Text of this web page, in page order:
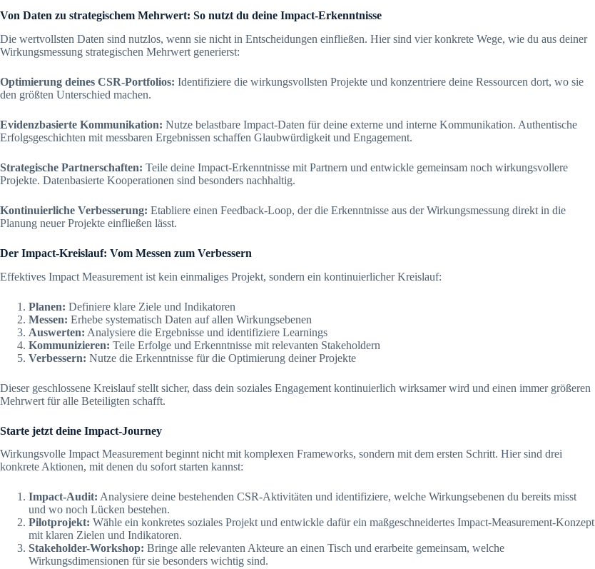
Von Daten zu strategischem Mehrwert: So nutzt du deine Impact-Erkenntnisse
Die wertvollsten Daten sind nutzlos, wenn sie nicht in Entscheidungen einfließen. Hier sind vier konkrete Wege, wie du aus deiner
Wirkungsmessung strategischen Mehrwert generierst:
Optimierung deines CSR-Portfolios: Identifiziere die wirkungsvollsten Projekte und konzentriere deine Ressourcen dort, wo sie
den größten Unterschied machen.
Evidenzbasierte Kommunikation: Nutze belastbare Impact-Daten für deine externe und interne Kommunikation. Authentische
Erfolgsgeschichten mit messbaren Ergebnissen schaffen Glaubwürdigkeit und Engagement.
Strategische Partnerschaften: Teile deine Impact-Erkenntnisse mit Partnern und entwickle gemeinsam noch wirkungsvollere
Projekte. Datenbasierte Kooperationen sind besonders nachhaltig.
Kontinuierliche Verbesserung: Etabliere einen Feedback-Loop, der die Erkenntnisse aus der Wirkungsmessung direkt in die
Planung neuer Projekte einfließen lässt.
Der Impact-Kreislauf: Vom Messen zum Verbessern
Effektives Impact Measurement ist kein einmaliges Projekt, sondern ein kontinuierlicher Kreislauf:
Planen: Definiere klare Ziele und Indikatoren
Messen: Erhebe systematisch Daten auf allen Wirkungsebenen
Auswerten: Analysiere die Ergebnisse und identifiziere Learnings
Kommunizieren: Teile Erfolge und Erkenntnisse mit relevanten Stakeholdern
Verbessern: Nutze die Erkenntnisse für die Optimierung deiner Projekte
Dieser geschlossene Kreislauf stellt sicher, dass dein soziales Engagement kontinuierlich wirksamer wird und einen immer größeren
Mehrwert für alle Beteiligten schafft.
Starte jetzt deine Impact-Journey
Wirkungsvolle Impact Measurement beginnt nicht mit komplexen Frameworks, sondern mit dem ersten Schritt. Hier sind drei
konkrete Aktionen, mit denen du sofort starten kannst:
Impact-Audit: Analysiere deine bestehenden CSR-Aktivitäten und identifiziere, welche Wirkungsebenen du bereits misst
und wo noch Lücken bestehen.
Pilotprojekt: Wähle ein konkretes soziales Projekt und entwickle dafür ein maßgeschneidertes Impact-Measurement-Konzept
mit klaren Zielen und Indikatoren.
Stakeholder-Workshop: Bringe alle relevanten Akteure an einen Tisch und erarbeite gemeinsam, welche
Wirkungsdimensionen für sie besonders wichtig sind.